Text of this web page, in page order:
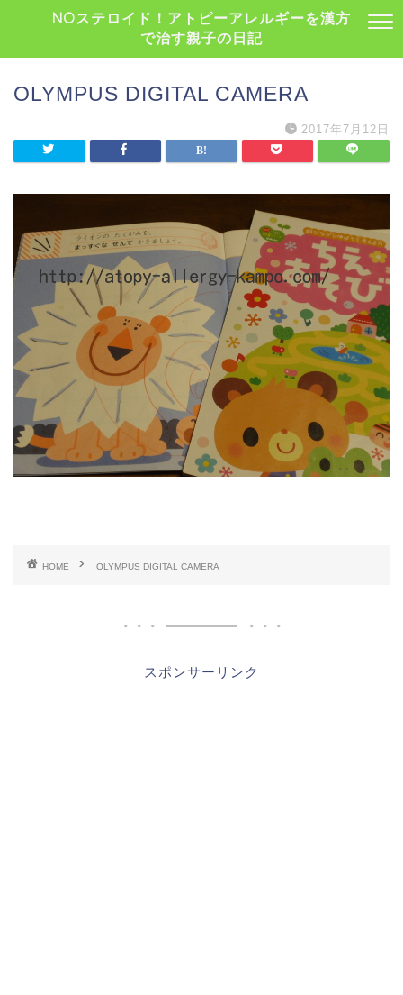
NOステロイド！アトピーアレルギーを漢方
で治す親子の日記
OLYMPUS DIGITAL CAMERA
2017年7月12日
HOME OLYMPUS DIGITAL CAMERA
スポンサーリンク